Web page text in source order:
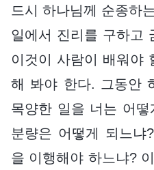
드시 하나님께 순종하
일에서 진리를 구하고
이것이 사람이 배워야
해 봐야 한다. 그동안
목양한 일을 너는 어
분량은 어떻게 되느냐
을 이행해야 하느냐?